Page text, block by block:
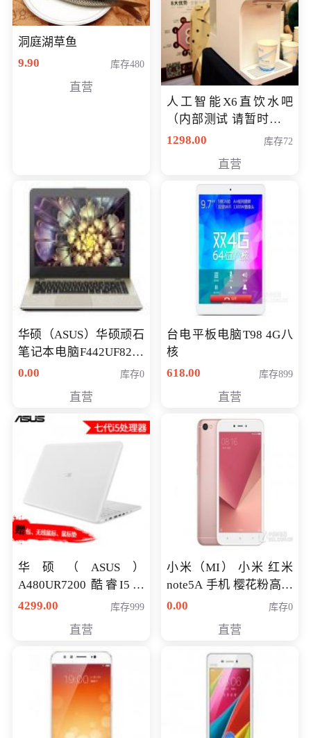
洞庭湖草鱼
9.90
库存480
直营
人工智能X6直饮水吧
（内部测试 请暂时不要
购买）
1298.00 库存72
直营
华硕（ASUS）华硕顽石
笔记本电脑F442UF8250
八代独显轻薄办公商务
0.00 库存0
直营
台电平板电脑T98 4G八
核
618.00
库存899
直营
华硕（ASUS）
A480UR7200 酷睿I5超
薄学生办公游戏独显笔
NV930-2G独
4299.00 库存999
直营
小米（MI） 小米 红米
note5A 手机 樱花粉高配
版 全网通(3G+32G)
0.00 库存0
直营